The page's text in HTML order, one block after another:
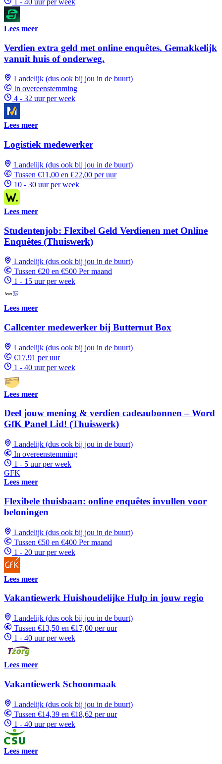
1 - 40 uur per week
Lees meer
Verdien extra geld met online enquêtes. Gemakkelijk
vanuit huis of onderweg.
Landelijk (dus ook bij jou in de buurt)
In overeenstemming
4 - 32 uur per week
Lees meer
Logistiek medewerker
Landelijk (dus ook bij jou in de buurt)
Tussen €11,00 en €22,00 per uur
10 - 30 uur per week
Lees meer
Studentenjob: Flexibel Geld Verdienen met Online
Enquêtes (Thuiswerk)
Landelijk (dus ook bij jou in de buurt)
Tussen €20 en €500 Per maand
1 - 15 uur per week
Lees meer
Callcenter medewerker bij Butternut Box
Landelijk (dus ook bij jou in de buurt)
€17,91 per uur
1 - 40 uur per week
Lees meer
Deel jouw mening & verdien cadeaubonnen – Word
GfK Panel Lid! (Thuiswerk)
Landelijk (dus ook bij jou in de buurt)
In overeenstemming
1 - 5 uur per week
GFK
Lees meer
Flexibele thuisbaan: online enquêtes invullen voor
beloningen
Landelijk (dus ook bij jou in de buurt)
Tussen €50 en €400 Per maand
1 - 20 uur per week
Lees meer
Vakantiewerk Huishoudelijke Hulp in jouw regio
Landelijk (dus ook bij jou in de buurt)
Tussen €13,50 en €17,00 per uur
1 - 40 uur per week
Lees meer
Vakantiewerk Schoonmaak
Landelijk (dus ook bij jou in de buurt)
Tussen €14,39 en €18,62 per uur
1 - 40 uur per week
Lees meer